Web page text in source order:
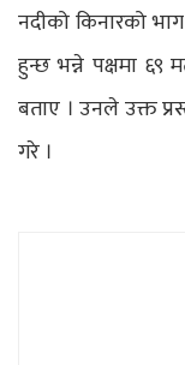
नदीको किनारको
हुन्छ भन्ने पक्षमा ६९
बताए । उनले उक्त
गरे ।